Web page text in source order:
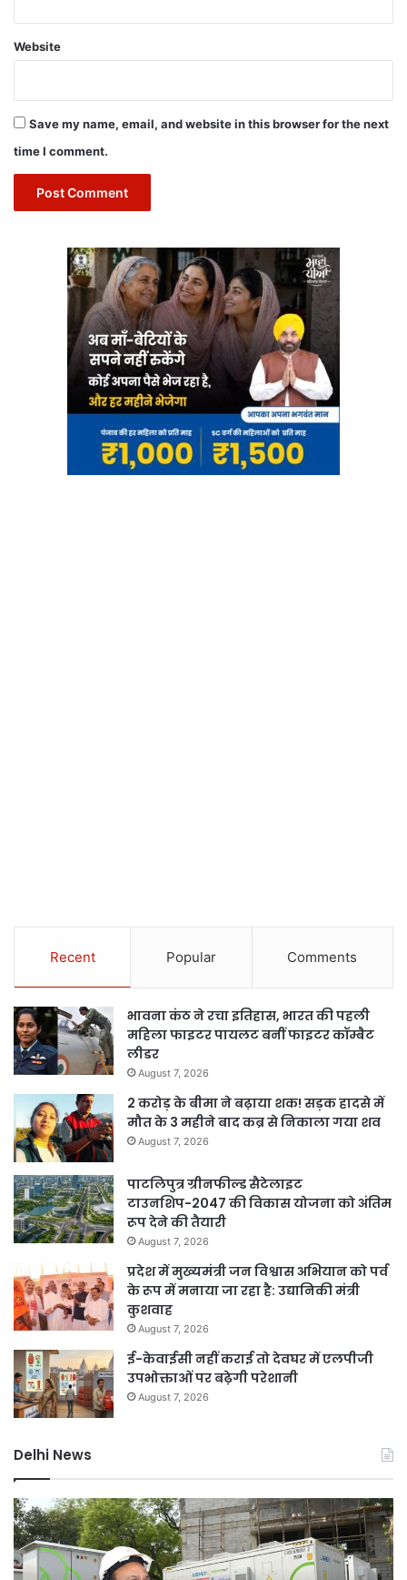
Website
Save my name, email, and website in this browser for the next
time I comment.
Recent Popular Comments
भावना कंठ ने रचा इतिहास, भारत की पहली
महिला फाइटर पायलट बनीं फाइटर कॉम्बैट
लीडर
August 7, 2026
2 करोड़ के बीमा ने बढ़ाया शक! सड़क हादसे में
मौत के 3 महीने बाद कब्र से निकाला गया शव
August 7, 2026
पाटलिपुत्र ग्रीनफील्ड सैटेलाइट
टाउनशिप-2047 की विकास योजना को अंतिम
रूप देने की तैयारी
August 7, 2026
प्रदेश में मुख्यमंत्री जन विश्वास अभियान को पर्व
के रूप में मनाया जा रहा है: उद्यानिकी मंत्री
कुशवाह
August 7, 2026
ई-केवाईसी नहीं कराई तो देवघर में एलपीजी
उपभोक्ताओं पर बढ़ेगी परेशानी
August 7, 2026
Delhi News
दिल्ली
में
24
घंटे
में